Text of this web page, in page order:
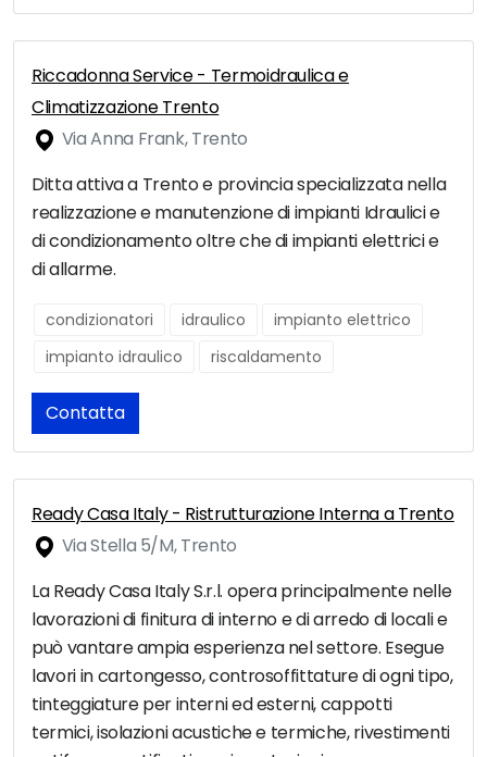
Riccadonna Service - Termoidraulica e
Climatizzazione Trento
Via Anna Frank, Trento
Ditta attiva a Trento e provincia specializzata nella
realizzazione e manutenzione di impianti Idraulici e
di condizionamento oltre che di impianti elettrici e
di allarme.
condizionatori idraulico
impianto elettrico
impianto idraulico
riscaldamento
Contatta
Ready Casa Italy - Ristrutturazione Interna a Trento
Via Stella 5/M, Trento
La Ready Casa Italy S.r.l. opera principalmente nelle
lavorazioni di finitura di interno e di arredo di locali e
può vantare ampia esperienza nel settore. Esegue
lavori in cartongesso, controsoffittature di ogni tipo,
tinteggiature per interni ed esterni, cappotti
termici, isolazioni acustiche e termiche, rivestimenti